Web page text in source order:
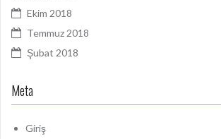
Ekim 2018
Temmuz 2018
Şubat 2018
Meta
Giriş